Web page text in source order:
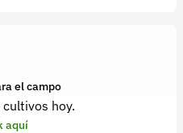
el campo
hoy.
aquí